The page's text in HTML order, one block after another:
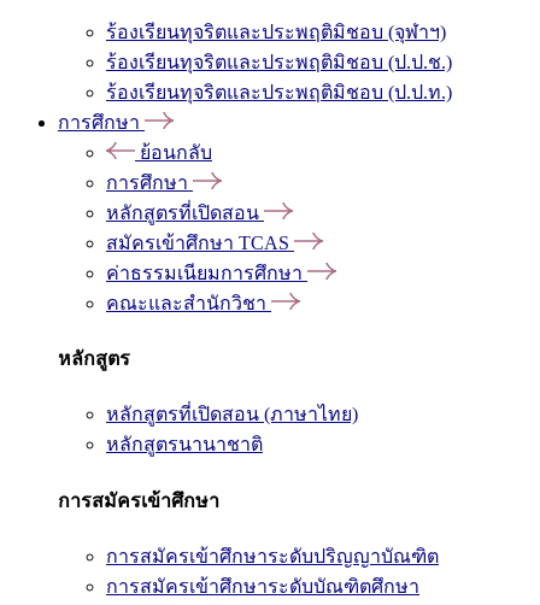
ร้องเรียนทุจริตและประพฤติมิชอบ (จุฬาฯ)
ร้องเรียนทุจริตและประพฤติมิชอบ (ป.ป.ช.)
ร้องเรียนทุจริตและประพฤติมิชอบ (ป.ป.ท.)
การศึกษา
ย้อนกลับ
การศึกษา
หลักสูตรที่เปิดสอน
สมัครเข้าศึกษา TCAS
ค่าธรรมเนียมการศึกษา
คณะและสำนักวิชา
หลักสูตร
หลักสูตรที่เปิดสอน (ภาษาไทย)
หลักสูตรนานาชาติ
การสมัครเข้าศึกษา
การสมัครเข้าศึกษาระดับปริญญาบัณฑิต
การสมัครเข้าศึกษาระดับบัณฑิตศึกษา